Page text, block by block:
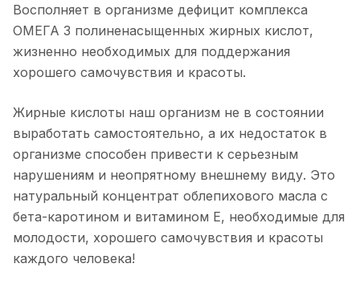
Восполняет в организме дефицит комплекса
ОМЕГА 3 полиненасыщенных жирных кислот,
жизненно необходимых для поддержания
хорошего самочувствия и красоты.
Жирные кислоты наш организм не в состоянии
выработать самостоятельно, а их недостаток в
организме способен привести к серьезным
нарушениям и неопрятному внешнему виду. Это
натуральный концентрат облепихового масла с
бета-каротином и витамином Е, необходимые для
молодости, хорошего самочувствия и красоты
каждого человека!